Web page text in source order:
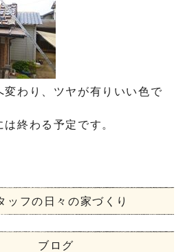
変わり、ツヤが有りいい色で
終わる予定です。
ッフの日々の家づくり
ブログ